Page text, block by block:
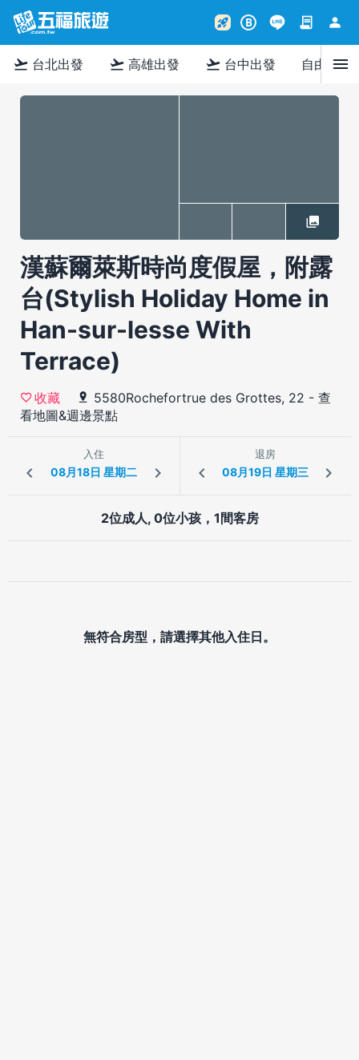
rocket_launch B contract person
flight_takeoff 台北出發 flight_takeoff 高雄出發 flight_takeoff 台中出發 自由行menu
漢蘇爾萊斯時尚度假屋，附露
台(Stylish Holiday Home in
Han-sur-lesse With
Terrace)
收藏 5580Rochefortrue des Grottes, 22 - 查
看地圖&週邊景點
入住 退房
2位成人, 0位小孩，1間客房
無符合房型，請選擇其他入住日。